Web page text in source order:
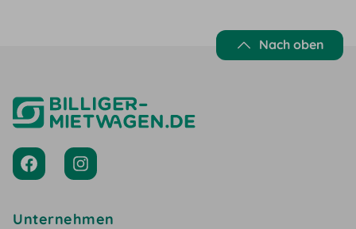
Nach oben
Unternehmen